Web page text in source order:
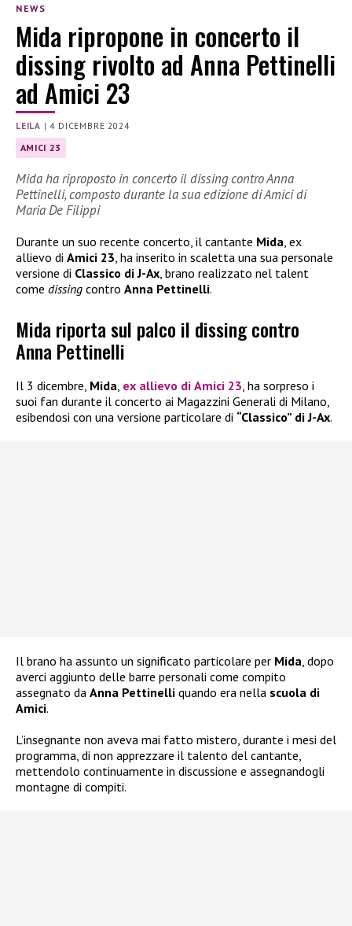
NEWS
Mida ripropone in concerto il
dissing rivolto ad Anna Pettinelli
ad Amici 23
LEILA |4 DICEMBRE 2024
AMICI 23
Mida ha riproposto in concerto il dissing contro Anna
Pettinelli, composto durante la sua edizione di Amici di
Maria De Filippi
Durante un suo recente concerto, il cantante Mida, ex
allievo di Amici 23, ha inserito in scaletta una sua personale
versione di Classico di J-Ax, brano realizzato nel talent
come dissing contro Anna Pettinelli.
Mida riporta sul palco il dissing contro
Anna Pettinelli
Il 3 dicembre, Mida ex allievo di Amici 23 , ha sorpreso i
suoi fan durante il concerto ai Magazzini Generali di Milano,
esibendosi con una versione particolare di “Classico” di J-Ax.
Il brano ha assunto un significato particolare per Mida , dopo
averci aggiunto delle barre personali come compito
assegnato da Anna Pettinelli quando era nella scuola di
Amici.
L’insegnante non aveva mai fatto mistero, durante i mesi del
programma, di non apprezzare il talento del cantante,
mettendolo continuamente in discussione e assegnandogli
montagne di compiti.